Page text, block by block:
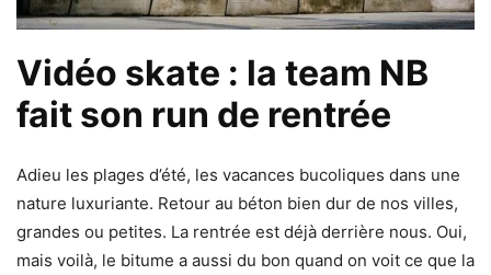
Vidéo skate : la team NB
fait son run de rentrée
Adieu les plages d’été, les vacances bucoliques dans une
nature luxuriante. Retour au béton bien dur de nos villes,
grandes ou petites. La rentrée est déjà derrière nous. Oui,
mais voilà, le bitume a aussi du bon quand on voit ce que la